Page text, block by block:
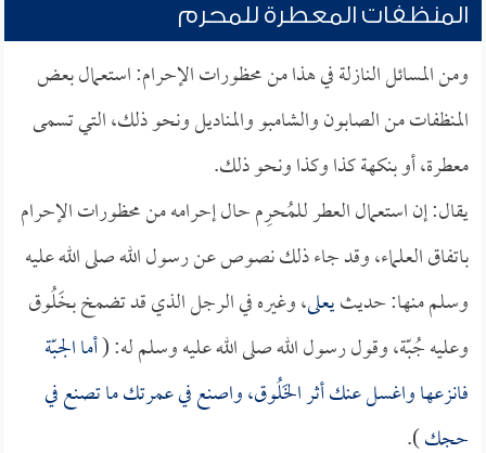
المنظفات المعطرة للمحرم
ومن المسائل النازلة في هذا من محظورات الإحرام: استعمال بعض
المنظفات من الصابون والشامبو والمناديل ونحو ذلك، التي تسمى
معطرة، أو بنكهة كذا وكذا ونحو ذلك.
يقال: إن استعمال العطر للمُحرِم حال إحرامه من محظورات الإحرام
باتفاق العلماء، وقد جاء ذلك نصوص عن رسول الله صلى الله عليه
وسلم منها: حديثيعلى، وغيره في الرجل الذي قد تضمخ بخَلُوق
وعليه جُبّة، وقول رسول الله صلى الله عليه وسلم له: (أما الجبّة
فانزعها واغسل عنك أثر الخَلُوق، واصنع في عمرتك ما تصنع في
حجك).